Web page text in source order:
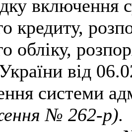
включення
кредиту,
обліку,
від
системи
№ 262-р).